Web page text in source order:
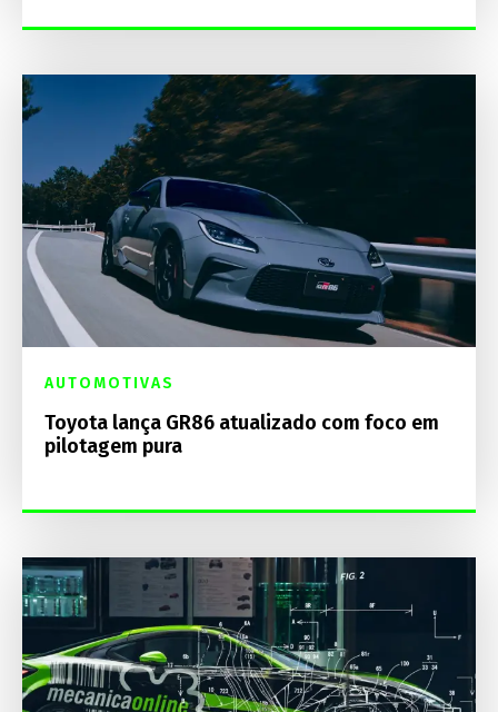
AUTOMOTIVAS
Toyota lança GR86 atualizado com foco em
pilotagem pura